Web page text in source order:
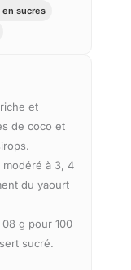
en sucres
et
de coco et
à 3, 4
du yaourt
g pour 100
sucré.